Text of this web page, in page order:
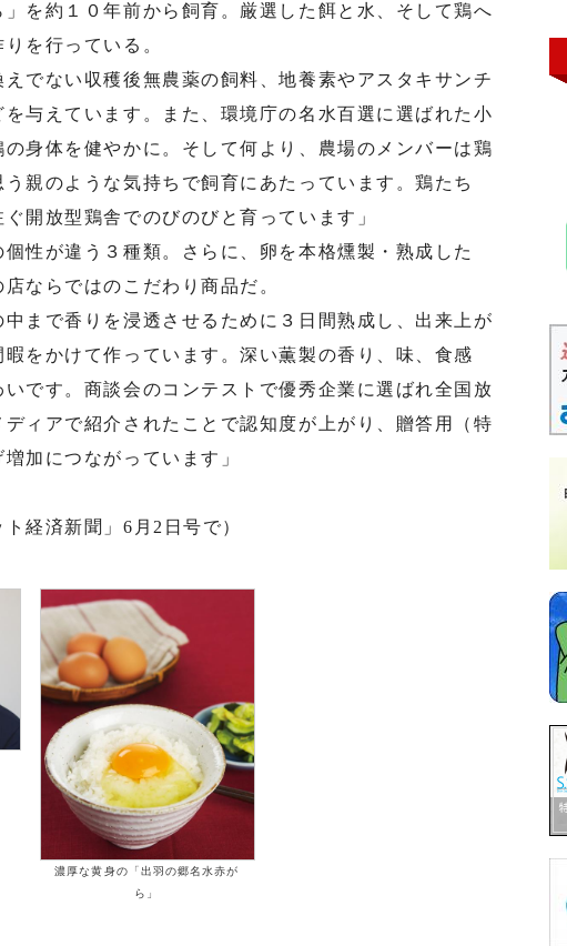
」を約１０年前から飼育。厳選した餌と水、そして鶏へ
を行っている。
でない収穫後無農薬の飼料、地養素やアスタキサンチ
与えています。また、環境庁の名水百選に選ばれた小
の身体を健やかに。そして何より、農場のメンバーは鶏
親のような気持ちで飼育にあたっています。鶏たち
開放型鶏舎でのびのびと育っています」
性が違う３種類。さらに、卵を本格燻製・熟成した
店ならではのこだわり商品だ。
まで香りを浸透させるために３日間熟成し、出来上が
をかけて作っています。深い薫製の香り、味、食感
です。商談会のコンテストで優秀企業に選ばれ全国放
ィアで紹介されたことで認知度が上がり、贈答用（特
加につながっています」
経済新聞」6月2日号で）
濃厚な黄身の「出羽の郷名水赤が
ら」